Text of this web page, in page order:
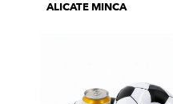
ALICATE MINCA